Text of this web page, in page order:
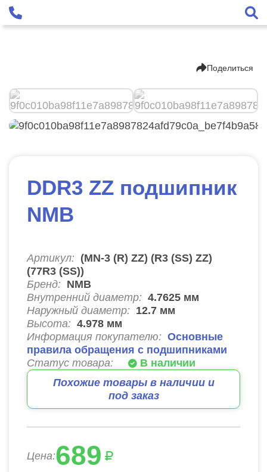
Поделиться
DDR3 ZZ подшипник
NMB
Артикул: (MN-3 (R) ZZ) (R3 (SS) ZZ)
(77R3 (SS))
Бренд: NMB
Внутренний диаметр: 4.7625 мм
Наружный диаметр: 12.7 мм
Высота: 4.978 мм
Информация покупателю: Основные
правила обращения с подшипниками
Статус товара:
В наличии
Похожие товары в наличии и
под заказ
Цена:689